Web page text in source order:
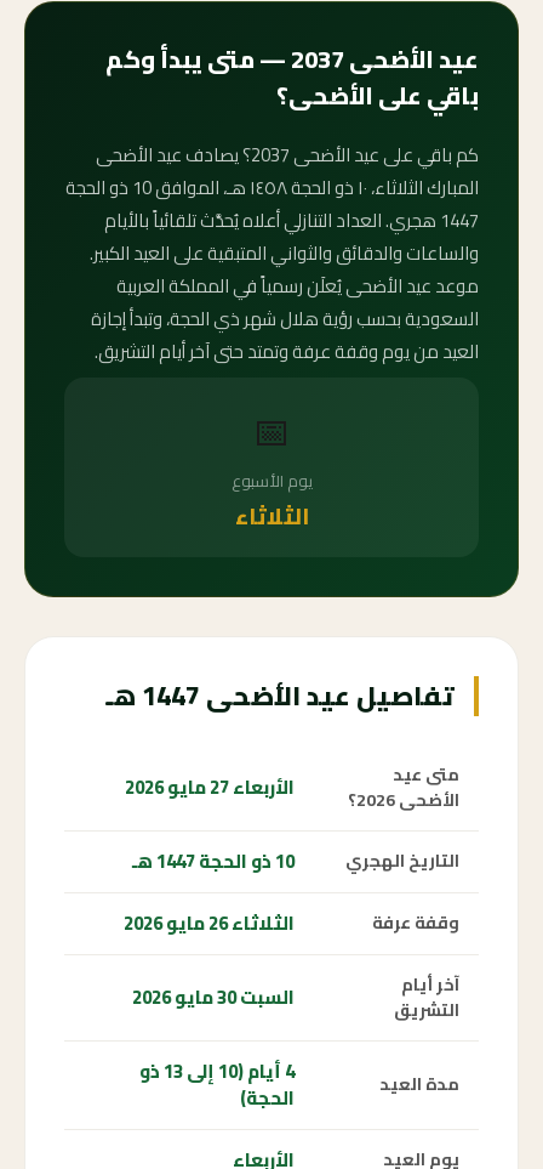
عيد الأضحى 2037 — متى يبدأ وكم
باقي على الأضحى؟
كم باقي على عيد الأضحى 2037؟ يصادف عيد الأضحى
المبارك الثلاثاء، ١٠ ذو الحجة ١٤٥٨ هـ، الموافق 10 ذو الحجة
1447 هجري. العداد التنازلي أعلاه يُحدَّث تلقائياً بالأيام
والساعات والدقائق والثواني المتبقية على العيد الكبير.
موعد عيد الأضحى يُعلَن رسمياً في المملكة العربية
السعودية بحسب رؤية هلال شهر ذي الحجة، وتبدأ إجازة
العيد من يوم وقفة عرفة وتمتد حتى آخر أيام التشريق.
📅
يوم الأسبوع
الثلاثاء
تفاصيل عيد الأضحى 1447 هـ
متى عيد
الأضحى 2026؟
الأربعاء 27 مايو 2026
التاريخ الهجري 10 ذو الحجة 1447 هـ
وقفة عرفة الثلاثاء 26 مايو 2026
آخر أيام
التشريق
السبت 30 مايو 2026
مدة العيد 4 أيام (10 إلى 13 ذو
الحجة)
يوم العيد الأربعاء